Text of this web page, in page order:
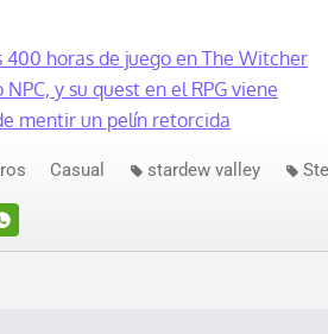
400 horas de juego en The Witcher
y su quest en el RPG viene
mentir un pelín retorcida
Casual stardew valley